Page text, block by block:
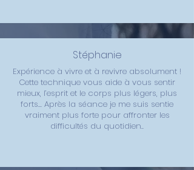
Stéphanie
Expérience à vivre et à revivre absolument !
Cette technique vous aide à vous sentir
mieux, l’esprit et le corps plus légers, plus
forts... Après la séance je me suis sentie
vraiment plus forte pour affronter les
difficultés du quotidien..